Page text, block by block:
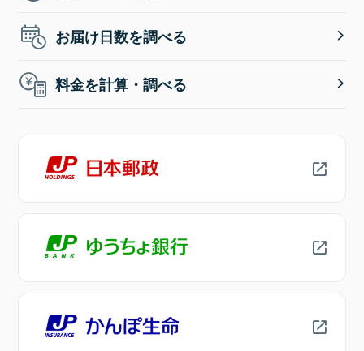
お届け日数を調べる
料金を計算・調べる